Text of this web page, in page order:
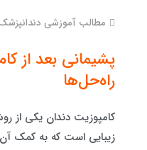
مطالب آموزشی
پشیمانی بعد از
راه‌حل‌ها
کامپوزیت دندان یکی از
زیبایی است که به کمک